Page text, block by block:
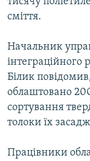
сміття.
Начальник
інтеграційного
Білик
облаштовано
сортування
толоки їх
Працівники